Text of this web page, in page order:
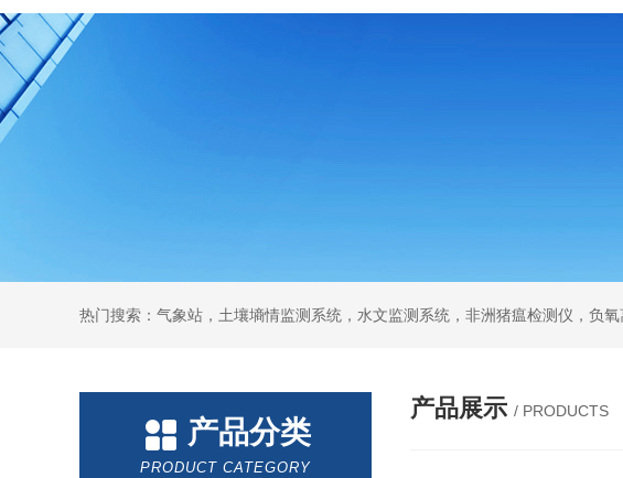
热门搜索：气象站，土壤墒情监测系统，水文监测系统，非洲猪瘟检测仪，负
产品分类
PRODUCT CATEGORY
产品展示 / PRODUCTS